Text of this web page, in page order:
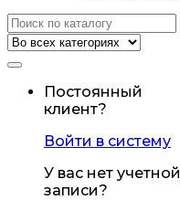
Искать:
Постоянный
клиент?
Войти в систему
У вас нет учетной
записи?